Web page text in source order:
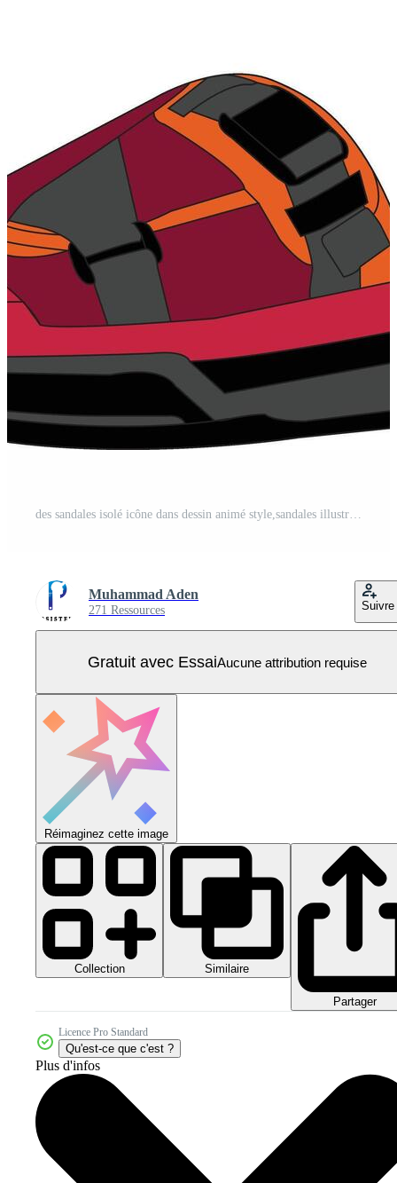
des sandales isolé icône dans dessin animé style,sandales illustration chaussure dessin des chaussures illustration Vecteur Pro
Muhammad Aden
271 Ressources Suivre
Gratuit avec EssaiAucune attribution requise
Réimaginez cette image
Collection Similaire
Partager
Licence Pro Standard
Qu'est-ce que c'est ?
Plus d'infos